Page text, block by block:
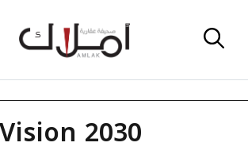
Vision 2030